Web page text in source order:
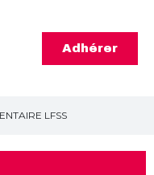
Adhérer
LFSS